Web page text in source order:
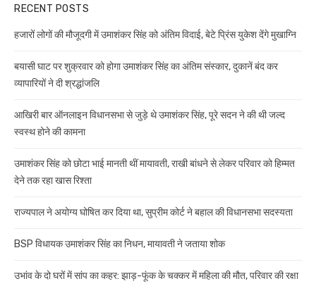
RECENT POSTS
हजारों लोगों की मौजूदगी में उमाशंकर सिंह को अंतिम विदाई, बेटे प्रिंस युकेश देंगे मुखाग्नि
बयासी घाट पर शुक्रवार को होगा उमाशंकर सिंह का अंतिम संस्कार, दुकानें बंद कर
व्यापारियों ने दी श्रद्धांजलि
आखिरी बार ऑनलाइन विधानसभा से जुड़े थे उमाशंकर सिंह, पूरे सदन ने की थी जल्द
स्वस्थ होने की कामना
उमाशंकर सिंह को छोटा भाई मानती थीं मायावती, राखी बांधने से लेकर परिवार को हिम्मत
देने तक रहा खास रिश्ता
राज्यपाल ने अयोग्य घोषित कर दिया था, सुप्रीम कोर्ट ने बहाल की विधानसभा सदस्यता
BSP विधायक उमाशंकर सिंह का निधन, मायावती ने जताया शोक
उभांव के दो घरों में सांप का कहर: झाड़-फूंक के चक्कर में महिला की मौत, परिवार की रक्षा